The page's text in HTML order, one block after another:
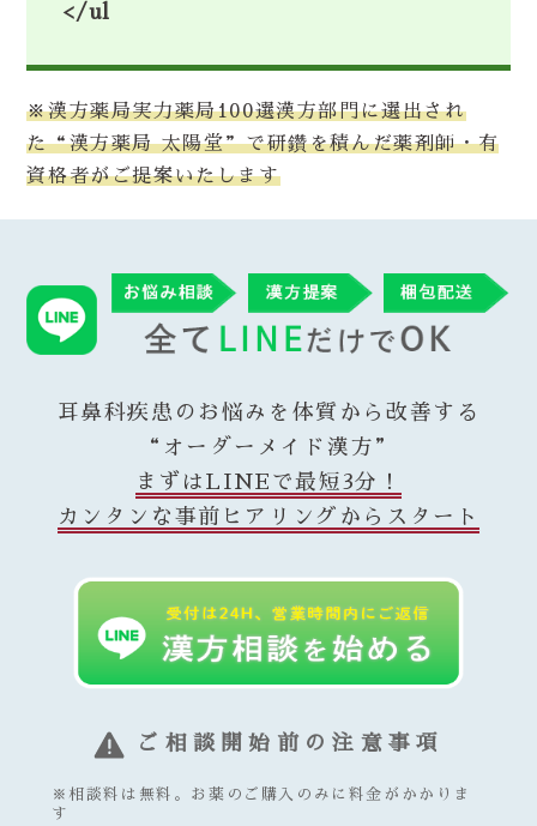
</ul
※漢方薬局実力薬局100選漢方部門に選出され
た“漢方薬局 太陽堂”で研鑽を積んだ薬剤師・有
資格者がご提案いたします
耳鼻科疾患のお悩みを体質から改善する
“オーダーメイド漢方”
まずはLINEで最短3分！
カンタンな事前ヒアリングからスタート
ご相談開始前の注意事項
※相談料は無料。お薬のご購入のみに料金がかかりま
す